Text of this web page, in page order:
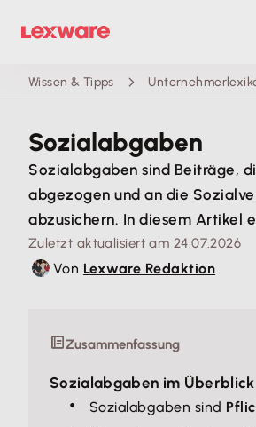
Wissen & Tipps
Sozialabgaben
Sozialabgaben sind Beiträge,
abgezogen und an die
abzusichern. In diesem Artikel
Zuletzt aktualisiert am 24.07.2026
Von Lexware Redaktion
Zusammenfassung
Sozialabgaben im Überblick
Sozialabgaben sind